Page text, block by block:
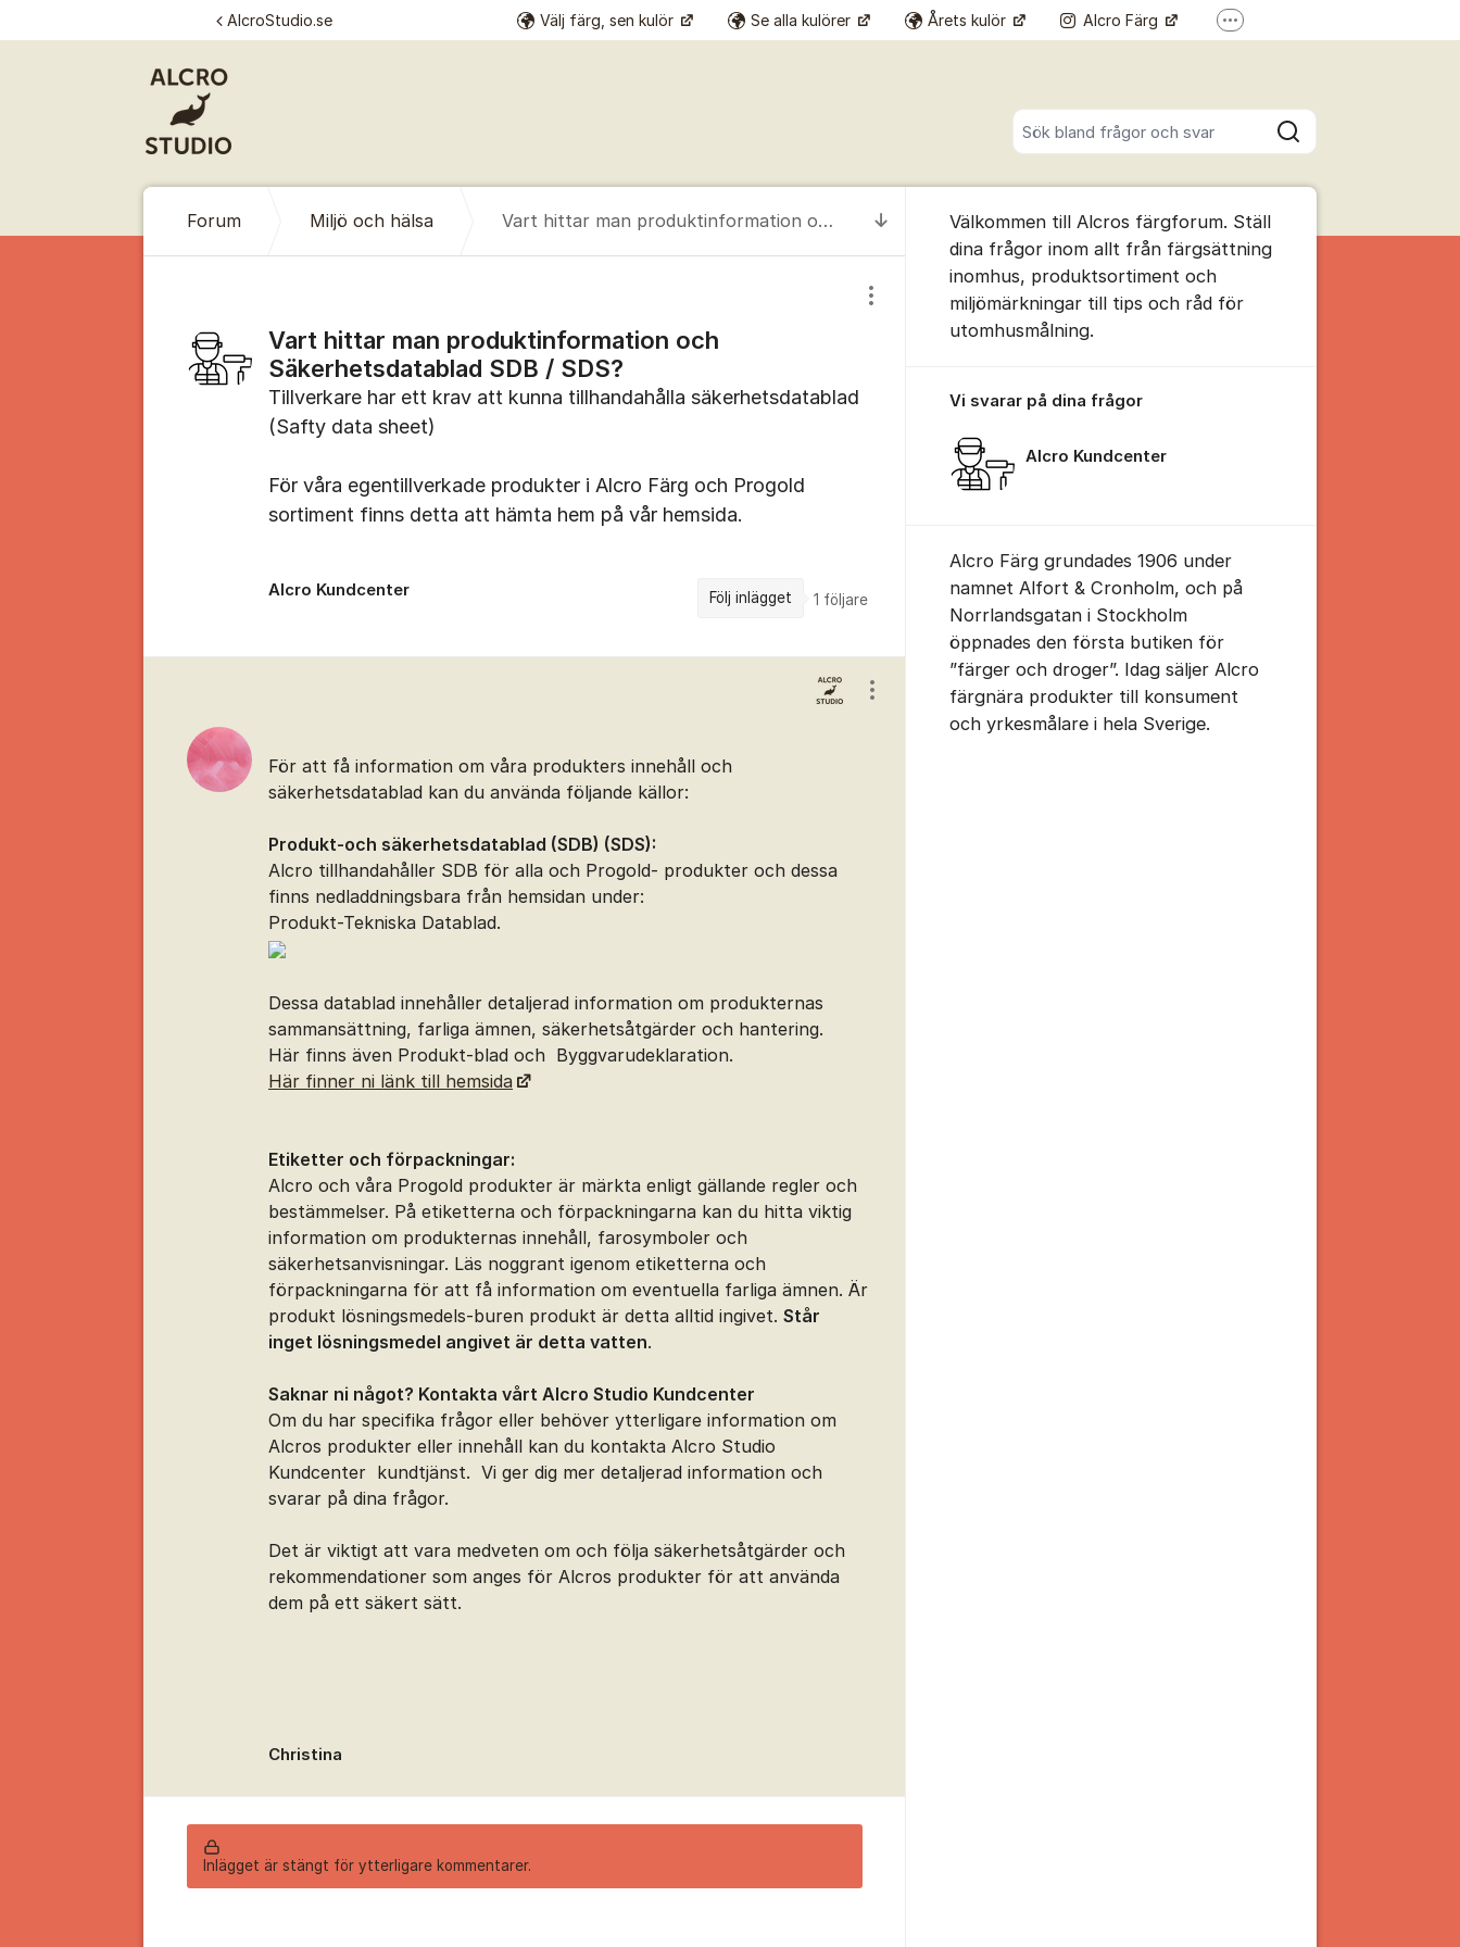
Sök bland alla inlägg
Sök
AlcroStudio.se Välj färg, sen kulör Se alla kulörer Årets kulör Alcro Färg Fler supportlänkar
Till senaste kommentaren
Forum Miljö och hälsa Vart hittar man produktinformation och Säkerhetsdatablad SDB / SDS?
Vart hittar man produktinformation och
Säkerhetsdatablad SDB / SDS?
Visa/dölj inställningar för inlägg/kommentar
Tillverkare har ett krav att kunna tillhandahålla säkerhetsdatablad
(Safty data sheet)
För våra egentillverkade produkter i Alcro Färg och Progold
sortiment finns detta ​att hämta hem på vår hemsida.
Alcro Kundcenter Följ inlägget 1 följare
För att få information om våra produkters innehåll och
säkerhetsdatablad kan du använda följande källor:
Produkt-och säkerhetsdatablad (SDB) (SDS):
Alcro tillhandahåller SDB för alla och Progold- produkter och dessa
finns nedladdningsbara från hemsidan under:
Produkt-Tekniska Datablad.
Dessa datablad innehåller detaljerad information om produkternas
sammansättning, farliga ämnen, säkerhetsåtgärder och hantering.
Här finns även Produkt-blad och Byggvarudeklaration.
Här finner ni länk till hemsida
Etiketter och förpackningar:
Alcro och våra Progold produkter är märkta enligt gällande regler och
bestämmelser. På etiketterna och förpackningarna kan du hitta viktig
information om produkternas innehåll, farosymboler och
säkerhetsanvisningar. Läs noggrant igenom etiketterna och
förpackningarna för att få information om eventuella farliga ämnen. Är
produkt lösningsmedels-buren produkt är detta alltid ingivet. Står
inget lösningsmedel angivet är detta vatten.
Saknar ni något? Kontakta vårt Alcro Studio Kundcenter
Om du har specifika frågor eller behöver ytterligare information om
Alcros produkter eller innehåll kan du kontakta Alcro Studio
Kundcenter kundtjänst. Vi ger dig mer detaljerad information och
svarar på dina frågor.
Det är viktigt att vara medveten om och följa säkerhetsåtgärder och
rekommendationer som anges för Alcros produkter för att använda
dem på ett säkert sätt.
Christina
Visa/dölj inställningar för inlägg/kommentar
Inlägget är stängt för ytterligare kommentarer.
Välkommen till Alcros färgforum. Ställ
dina frågor inom allt från färgsättning
inomhus, produktsortiment och
miljömärkningar till tips och råd för
utomhusmålning.
Vi svarar på dina frågor
Alcro Kundcenter
Alcro Färg grundades 1906 under
namnet Alfort & Cronholm, och på
Norrlandsgatan i Stockholm
öppnades den första butiken för
”färger och droger”. Idag säljer Alcro
färgnära produkter till konsument
och yrkesmålare i hela Sverige.